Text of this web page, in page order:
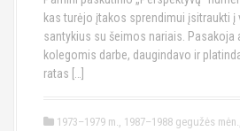
kas turėjo įtakos sprendimui įsitraukti į
santykius su šeimos nariais. Pasakoja
kolegomis darbe, daugindavo ir
ratas […]
1973–1979 m., 1987–1988 gegužės mėn.